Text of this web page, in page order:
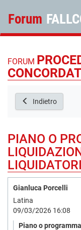
Forum
FORUM
Indietro
PIANO O
Gianluca Porcelli
Latina
09/03/2026 16:08
Piano o